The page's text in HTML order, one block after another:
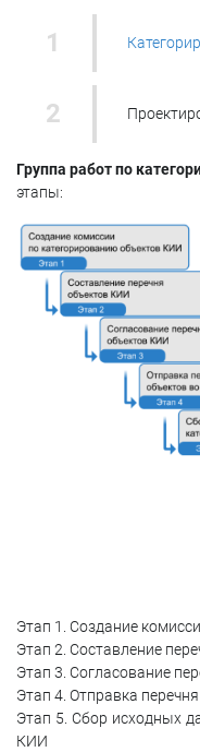
Группа работ по
этапы:
Этап 1. Создание
Этап 2. Составление
Этап 3. Согласование
Этап 4. Отправка
Этап 5. Сбор исходных
КИИ